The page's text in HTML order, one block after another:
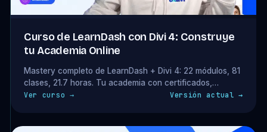
Curso de LearnDash con Divi 4: Construye
tu Academia Online
Mastery completo de LearnDash + Divi 4: 22 módulos, 81
clases, 21.7 horas. Tu academia con certificados,
pasarelas y gamificación. Acceso completo incluido en tu
Ver curso → Versión actual →